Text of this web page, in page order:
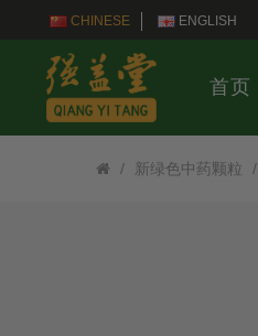
CHINESE ENGLISH
首页
新绿色中药颗粒